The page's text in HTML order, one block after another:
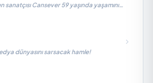
Cansever 59 yaşında yaşamını
dünyasını sarsacak hamle!